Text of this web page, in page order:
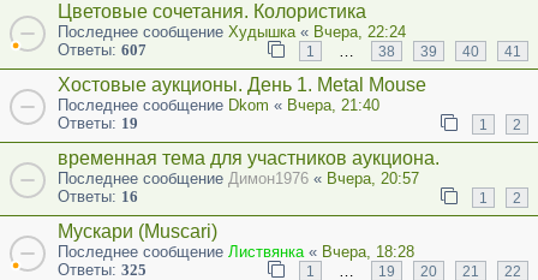
Цветовые сочетания. Колористика
Последнее сообщение Худышка« Вчера, 22:24
Ответы: 607 1 … 38 39 40 41
Хостовые аукционы. День 1. Metal Mouse
Последнее сообщение Dkom « Вчера, 21:40
Ответы: 19 1 2
временная тема для участников аукциона.
Последнее сообщение Димон1976 « Вчера, 20:57
Ответы: 16 1 2
Мускари (Muscari)
Последнее сообщение Листвянка « Вчера, 18:28
Ответы: 325 1 19 20 21 22